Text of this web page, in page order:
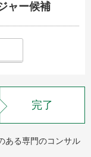
ャー候補
完了
ある専門のコンサル